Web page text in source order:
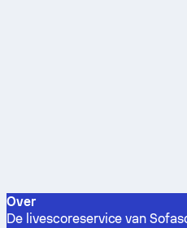
Over
De livescoreservice van